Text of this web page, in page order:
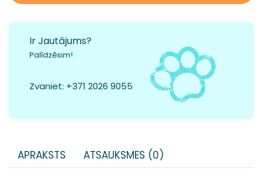
Ir Jautājums?
Palīdzēsim!
Zvaniet: +371 2026 9055
APRAKSTS ATSAUKSMES (0)